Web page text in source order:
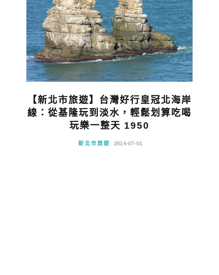
【新北市旅遊】台灣好行皇冠北海岸
線：從基隆玩到淡水，輕鬆划算吃喝
玩樂一整天 1950
新北市旅遊 2014-07-01